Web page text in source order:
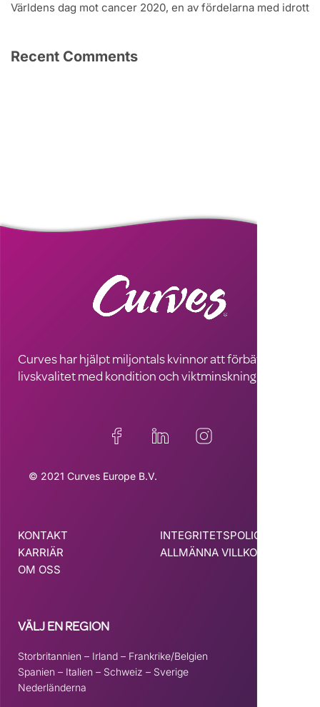
Världens dag mot cancer 2020, en av fördelarna med idrott
Recent Comments
Curves har hjälpt miljontals kvinnor att förbättra sin
livskvalitet med kondition och viktminskning
© 2021 Curves Europe B.V.
KONTAKT
KARRIÄR
OM OSS
INTEGRITETSPOLICY
ALLMÄNNA VILLKOR
VÄLJ EN REGION
Storbritannien – Irland – Frankrike/Belgien
Spanien – Italien – Schweiz – Sverige
Nederländerna